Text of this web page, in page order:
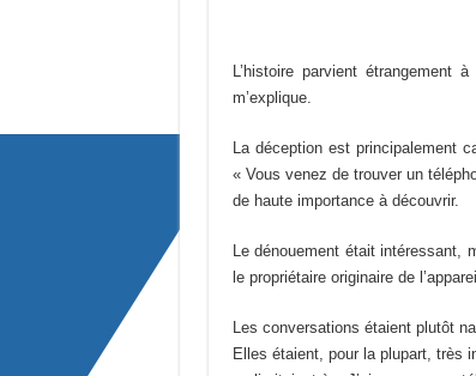
L’histoire parvient
m’explique.
La déception est principalement
« Vous venez de trouver un
de haute importance à découvrir.
Le dénouement était intéressant,
le propriétaire originaire de
Les conversations étaient plutôt
Elles étaient, pour la plupart, très